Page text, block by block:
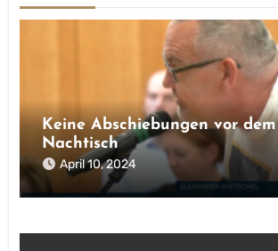
Keine Abschiebungen vor dem
Nachtisch
April 10, 2024